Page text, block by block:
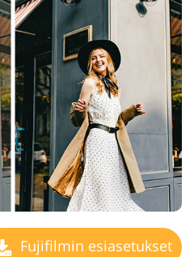
Fujifilmin esiasetukset